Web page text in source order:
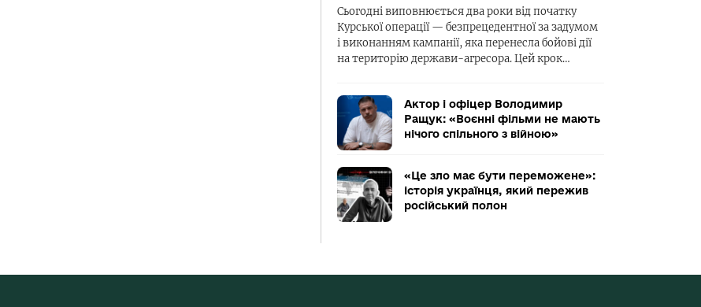
Сьогодні виповнюється два роки від початку
Курської операції — безпрецедентної за задумом
і виконанням кампанії, яка перенесла бойові дії
на територію держави-агресора. Цей крок…
Актор і офіцер Володимир
Ращук: «Воєнні фільми не мають
нічого спільного з війною»
«Це зло має бути переможене»:
історія українця, який пережив
російський полон